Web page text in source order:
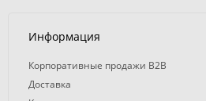
Информация
Корпоративные продажи B2B
Доставка